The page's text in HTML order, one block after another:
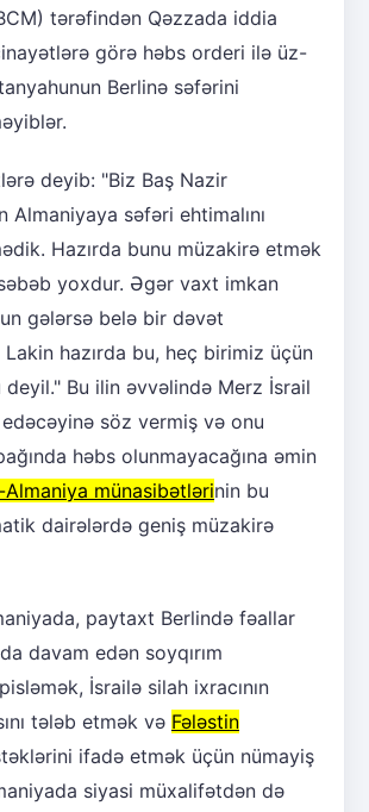
tərəfindən Qəzzada iddia
görə həbs orderi ilə üz-
Berlinə səfərini
deyib: "Biz Baş Nazir
Almaniyaya səfəri ehtimalını
Hazırda bunu müzakirə etmək
yoxdur. Əgər vaxt imkan
gələrsə belə bir dəvət
hazırda bu, heç birimiz üçün
Bu ilin əvvəlində Merz İsrail
söz vermiş və onu
həbs olunmayacağına əmin
Almaniya münasibətlərinin bu
dairələrdə geniş müzakirə
paytaxt Berlində fəallar
davam edən soyqırım
İsrailə silah ixracının
tələb etmək və Fələstin
ifadə etmək üçün nümayiş
siyasi müxalifətdən də